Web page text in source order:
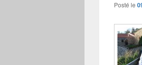
Posté le